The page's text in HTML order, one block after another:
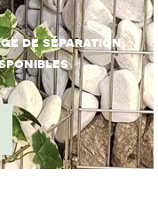
de séparation,